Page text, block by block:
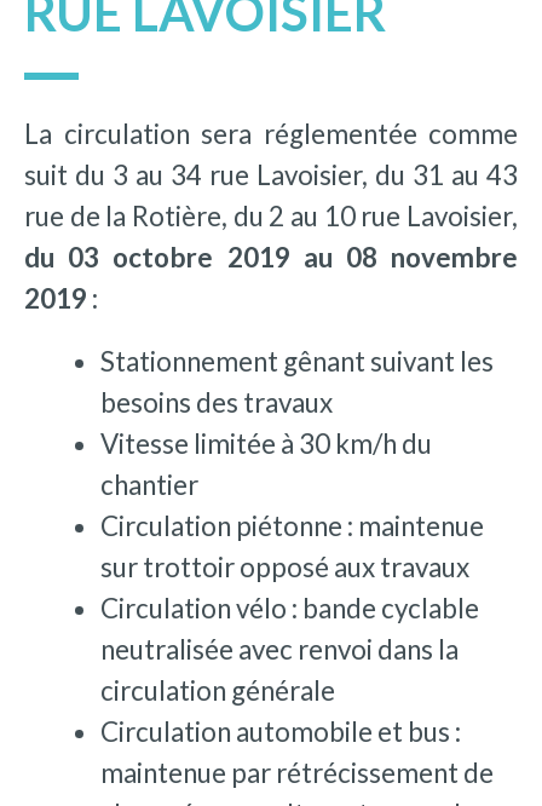
RUE LAVOISIER
La circulation sera réglementée comme
suit du 3 au 34 rue Lavoisier, du 31 au 43
rue de la Rotière, du 2 au 10 rue Lavoisier,
du 03 octobre 2019 au 08 novembre
2019 :
Stationnement gênant suivant les
besoins des travaux
Vitesse limitée à 30 km/h du
chantier
Circulation piétonne : maintenue
sur trottoir opposé aux travaux
Circulation vélo : bande cyclable
neutralisée avec renvoi dans la
circulation générale
Circulation automobile et bus :
maintenue par rétrécissement de